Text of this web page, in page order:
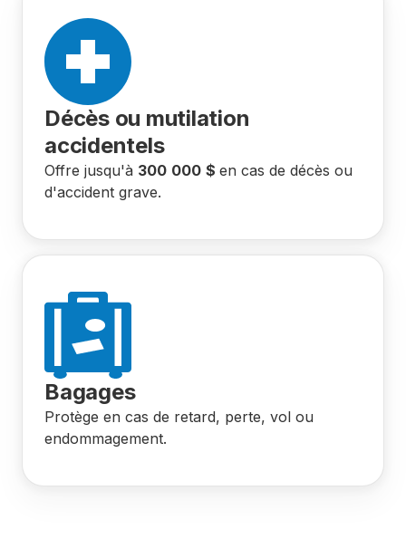
Décès ou mutilation
accidentels
Offre jusqu'à 300 000 $ en cas de décès ou
d'accident grave.
Bagages
Protège en cas de retard, perte, vol ou
endommagement.